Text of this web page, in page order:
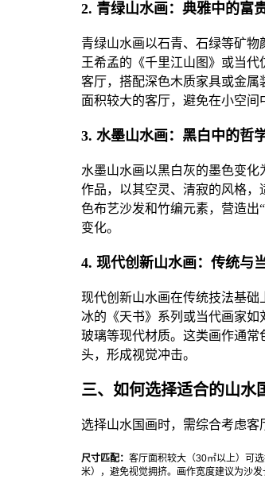
2. 青绿山水画：典雅中的富
青绿山水画以石青、石绿等矿
王希孟的《千里江山图》或当
客厅，搭配深色木质家具或金
面积较大的客厅，避免在小空间
3. 水墨山水画：黑白中的哲
水墨山水画以黑白灰的墨色变
作品，以其空灵、清寂的风格
色布艺沙发和竹编元素，营造出
变化。
4. 现代创新山水画：传统与
现代创新山水画在传统技法基
冰的《天书》系列或当代画家
玻璃等现代材质。这类画作通
头，形成视觉冲击。
三、如何选择适合的山水
选择山水国画时，需综合考虑客
尺寸匹配： 客厅面积较大（30㎡以上）可
米），避免视觉拥挤。画作宽度建议为沙发